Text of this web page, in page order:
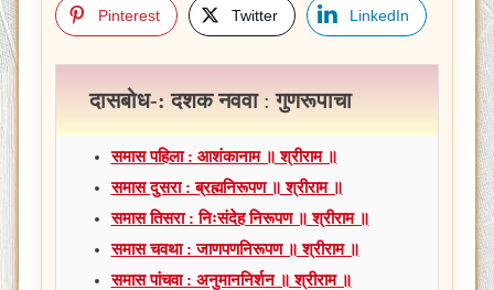
Pinterest Twitter LinkedIn
दासबोध-: दशक नववा :गुणरूपाचा
समास पहिला : आशंकानाम ॥ श्रीराम ॥
समास दुसरा : ब्रह्मनिरूपण ॥ श्रीराम ॥
समास तिसरा : निःसंदेह निरूपण ॥ श्रीराम ॥
समास चवथा : जाणपणनिरूपण ॥ श्रीराम ॥
समास पांचवा : अनुमाननिर्शन ॥ श्रीराम ॥